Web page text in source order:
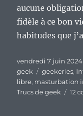
aucune
fidèle à ce bon
habitudes que
Publié
le
vendredi 7 juin 2024
geek
Étiquettes
geekeries,
libre, masturbation
Trucs de geek
12